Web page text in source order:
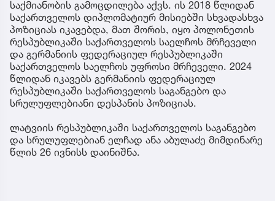
საქმიანობის გამოცდილება აქვს. ის 2018 წლიდან
საქართველოს დიპლომატიურ მისიებში სხვადასხვა
პოზიციას იკავებდა, მათ შორის, იყო პოლონეთის
რესპუბლიკაში საქართველოს საელჩოს მრჩეველი
და გერმანიის ფედერაციულ რესპუბლიკაში
საქართველოს საელჩოს უფროსი მრჩეველი. 2024
წლიდან იკავებს გერმანიის ფედერაციულ
რესპუბლიკაში საქართველოს საგანგებო და
სრულუფლებიანი დესპანის პოზიციას.
ლატვიის რესპუბლიკაში საქართველოს საგანგებო
და სრულუფლებიან ელჩად ანა აბულაძე მიმდინარე
წლის 26 ივნისს დაინიშნა.